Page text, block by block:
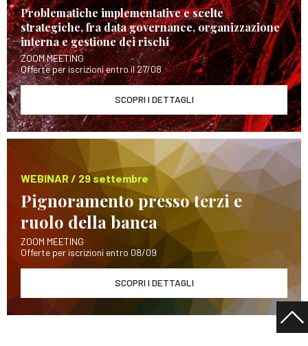
Problematiche implementative e scelte
strategiche, fra data governance, organizzazione
interna e gestione dei rischi
ZOOM MEETING
Offerte per iscrizioni entro il 27/08
SCOPRI I DETTAGLI
WEBINAR / 29 settembre
Pignoramento presso terzi e
ruolo della banca
ZOOM MEETING
Offerte per iscrizioni entro 08/09
SCOPRI I DETTAGLI